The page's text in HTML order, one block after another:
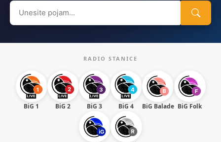
Search
for:
RADIO STANICE
BiG 1 BiG 2 BiG 3 BiG 4 BiG Balade BiG Folk